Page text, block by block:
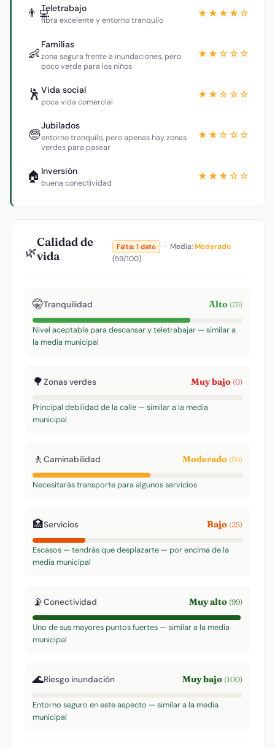
👨‍💻Teletrabajo
fibra excelente y entorno tranquilo
★★★★☆
👶
Familias
zona segura frente a inundaciones, pero
poco verde para los niños
★★☆☆☆
🕺 Vida social
poca vida comercial
★★☆☆☆
🧓
Jubilados
entorno tranquilo, pero apenas hay zonas
verdes para pasear
★★☆☆☆
🏠 Inversión
buena conectividad
★★★☆☆
🌿
Calidad de
vida
Falta: 1 dato · Media:Moderado
(59/100)
🤫Tranquilidad Alto (75)
Nivel aceptable para descansar y teletrabajar — similar a
la media municipal
🌳Zonas verdes Muy bajo (0)
Principal debilidad de la calle — similar a la media
municipal
🚶 Caminabilidad Moderado (56)
Necesitarás transporte para algunos servicios
🏥Servicios Bajo (25)
Escasos — tendrás que desplazarte — por encima de la
media municipal
📡Conectividad Muy alto (99)
Uno de sus mayores puntos fuertes — similar a la media
municipal
🌊Riesgo inundación Muy bajo (100)
Entorno seguro en este aspecto — similar a la media
municipal